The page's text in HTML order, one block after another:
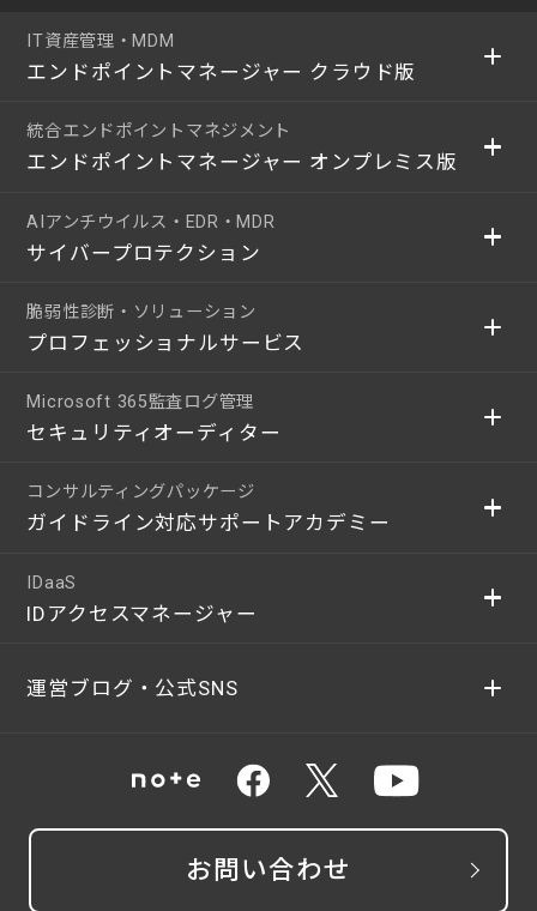
IT資産管理・MDM
エンドポイントマネージャー クラウド版
統合エンドポイントマネジメント
エンドポイントマネージャー オンプレミス版
AIアンチウイルス・EDR・MDR
サイバープロテクション
脆弱性診断・ソリューション
プロフェッショナルサービス
Microsoft 365監査ログ管理
セキュリティオーディター
コンサルティングパッケージ
ガイドライン対応サポートアカデミー
IDaaS
IDアクセスマネージャー
運営ブログ・公式SNS
お問い合わせ